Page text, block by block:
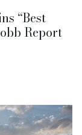
“Best
Report